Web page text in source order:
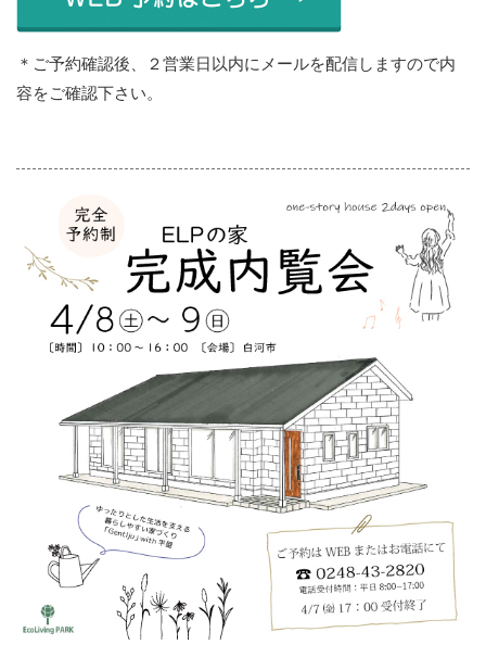
＊ご予約確認後、２営業日以内にメールを配信しますので内
容をご確認下さい。